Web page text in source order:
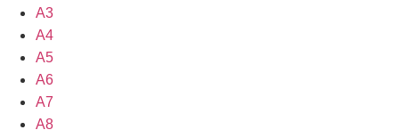
A3
A4
A5
A6
A7
A8